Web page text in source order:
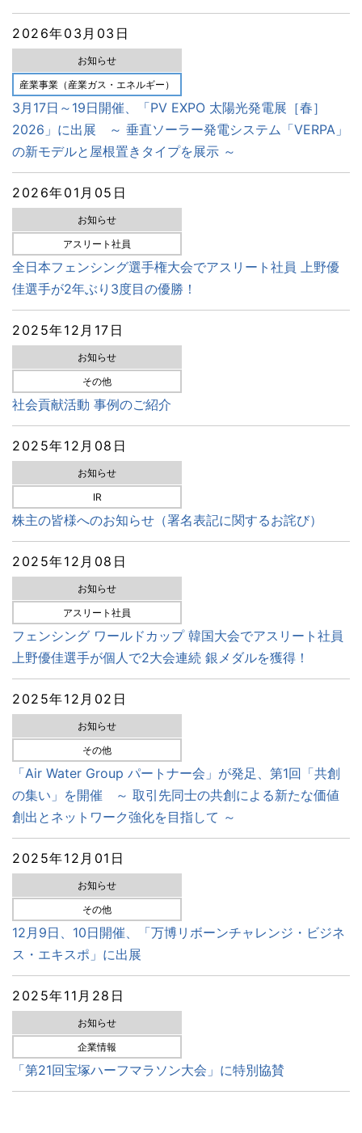
2026年03月03日
お知らせ
産業事業（産業ガス・エネルギー）
3月17日～19日開催、「PV EXPO 太陽光発電展［春］
2026」に出展 ～ 垂直ソーラー発電システム「VERPA」
の新モデルと屋根置きタイプを展示 ～
2026年01月05日
お知らせ
アスリート社員
全日本フェンシング選手権大会でアスリート社員 上野優
佳選手が2年ぶり3度目の優勝！
2025年12月17日
お知らせ
その他
社会貢献活動 事例のご紹介
2025年12月08日
お知らせ
IR
株主の皆様へのお知らせ（署名表記に関するお詫び）
2025年12月08日
お知らせ
アスリート社員
フェンシング ワールドカップ 韓国大会でアスリート社員
上野優佳選手が個人で2大会連続 銀メダルを獲得！
2025年12月02日
お知らせ
その他
「Air Water Group パートナー会」が発足、第1回「共創
の集い」を開催 ～ 取引先同士の共創による新たな価値
創出とネットワーク強化を目指して ～
2025年12月01日
お知らせ
その他
12月9日、10日開催、「万博リボーンチャレンジ・ビジネ
ス・エキスポ」に出展
2025年11月28日
お知らせ
企業情報
「第21回宝塚ハーフマラソン大会」に特別協賛